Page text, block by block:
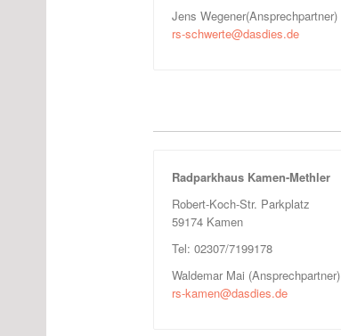
Jens Wegener(Ansprechpartner)
rs-schwerte@dasdies.de
Radparkhaus Kamen-Methler
Robert-Koch-Str. Parkplatz
59174 Kamen
Tel: 02307/7199178
Waldemar Mai (Ansprechpartner)
rs-kamen@dasdies.de